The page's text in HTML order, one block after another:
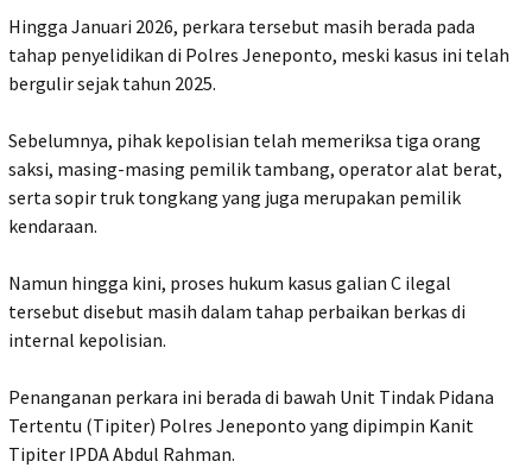
‎Hingga Januari 2026, perkara tersebut masih berada pada
tahap penyelidikan di Polres Jeneponto, meski kasus ini telah
bergulir sejak tahun 2025.
‎Sebelumnya, pihak kepolisian telah memeriksa tiga orang
saksi, masing-masing pemilik tambang, operator alat berat,
serta sopir truk tongkang yang juga merupakan pemilik
kendaraan.
‎Namun hingga kini, proses hukum kasus galian C ilegal
tersebut disebut masih dalam tahap perbaikan berkas di
internal kepolisian.
‎Penanganan perkara ini berada di bawah Unit Tindak Pidana
Tertentu (Tipiter) Polres Jeneponto yang dipimpin Kanit
Tipiter IPDA Abdul Rahman.